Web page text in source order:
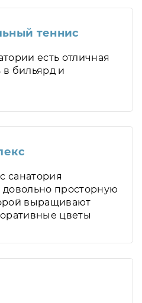
теннис
есть отличная
в бильярд и
санатория
довольно просторную
выращивают
цветы